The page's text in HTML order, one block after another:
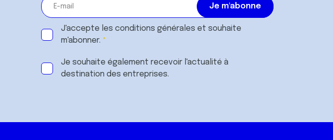
J'accepte les conditions générales et souhaite
m'abonner.
Je souhaite également recevoir l'actualité à
destination des entreprises.